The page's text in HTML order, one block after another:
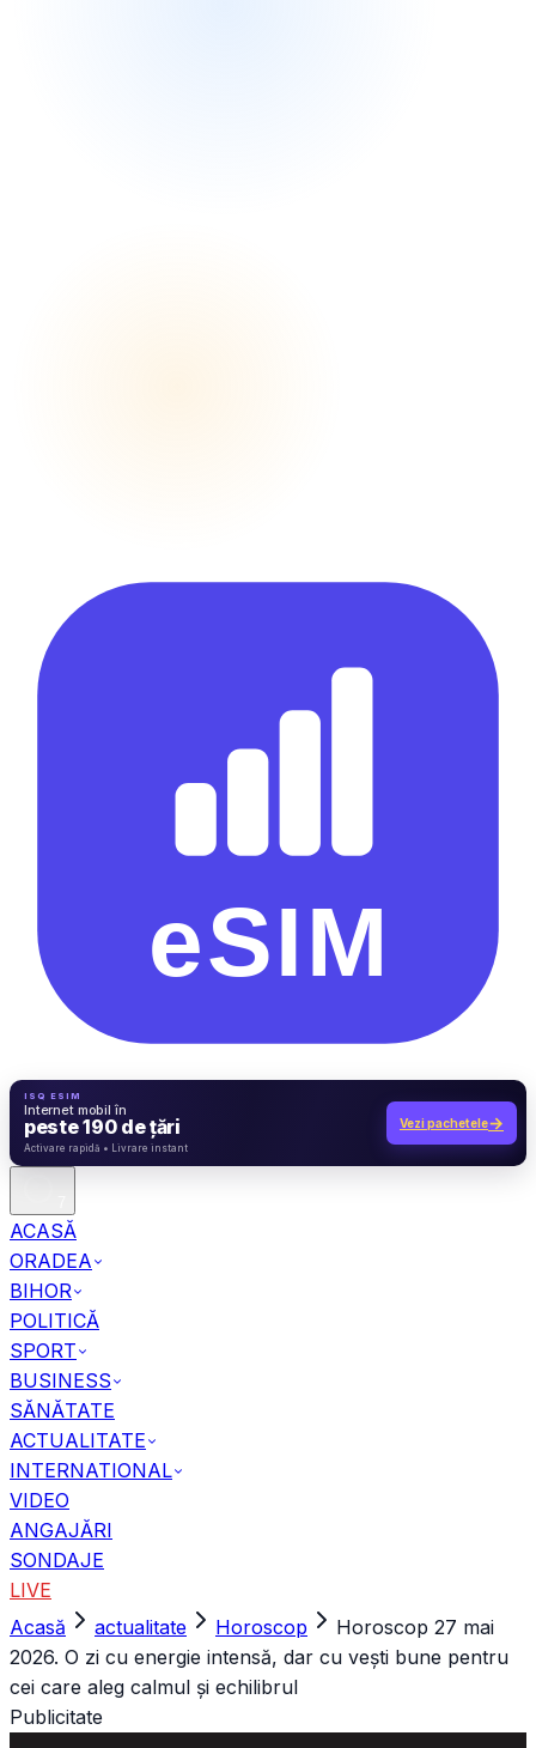
ISQ ESIM
Internet mobil în
peste 190 de țări Vezi pachetele→
ACASĂ
ORADEA
BIHOR
POLITICĂ
SPORT
BUSINESS
SĂNĂTATE
ACTUALITATE
INTERNATIONAL
VIDEO
ANGAJĂRI
SONDAJE
LIVE
Acasă
actualitate Horoscop
Horoscop 27 mai
2026. O zi cu energie intensă, dar cu vești bune pentru
cei care aleg calmul și echilibrul
Publicitate